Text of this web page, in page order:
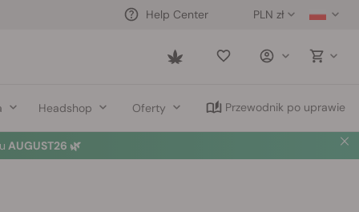
PLN zł
Help Center
Saved
Headshop Oferty Przewodnik po uprawie
AUGUST26 🌿